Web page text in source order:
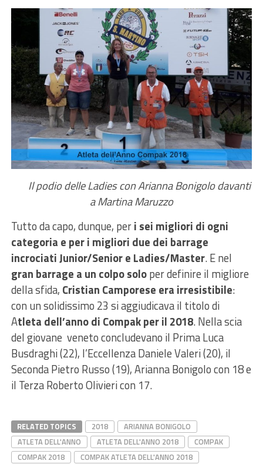
Il podio delle Ladies con Arianna Bonigolo davanti
a Martina Maruzzo
Tutto da capo, dunque, peri sei migliori di ogni
categoria e per i migliori due dei barrage
incrociati Junior/Senior e Ladies/Master. E nel
gran barrage a un colpo soloper definire il migliore
della sfida, Cristian Camporese era irresistibile:
con un solidissimo 23 si aggiudicava il titolo di
Atleta dell’anno di Compak per il 2018. Nella scia
del giovane veneto concludevano il Prima Luca
Busdraghi (22), l’Eccellenza Daniele Valeri (20), il
Seconda Pietro Russo (19), Arianna Bonigolo con 18 e
il Terza Roberto Olivieri con 17.
RELATED TOPICS 2018
ARIANNA BONIGOLO
ATLETA DELL'ANNO
ATLETA DELL'ANNO 2018
COMPAK
COMPAK 2018
COMPAK ATLETA DELL'ANNO 2018